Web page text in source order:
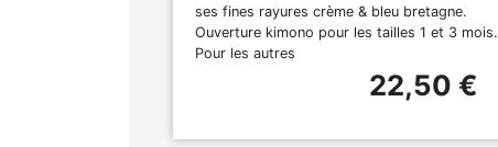
ses fines rayures crème & bleu bretagne.
Ouverture kimono pour les tailles 1 et 3 mois.
Pour les autres
22,50 €